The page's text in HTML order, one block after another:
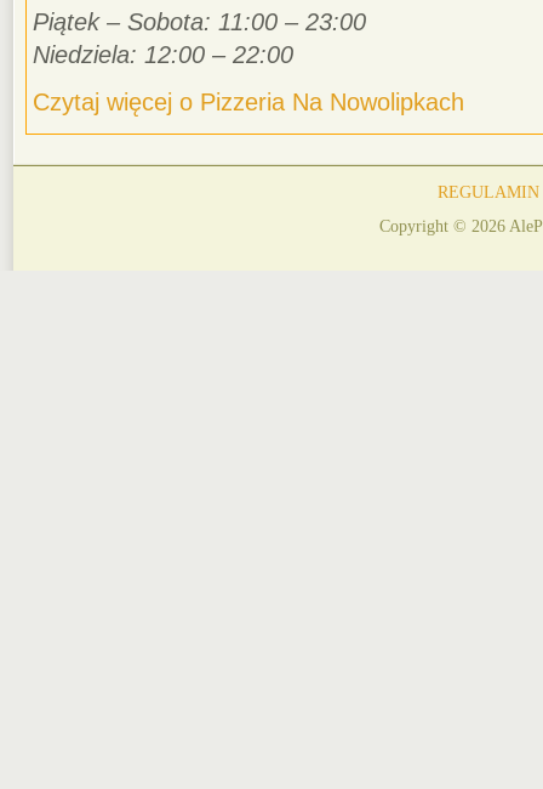
Piątek – Sobota: 11:00 – 23:00
Niedziela: 12:00 – 22:00
Czytaj więcej o Pizzeria Na Nowolipkach
REGULAMIN
Copyright © 2026